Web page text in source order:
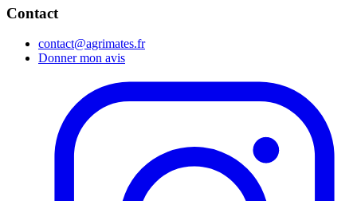
Contact
contact@agrimates.fr
Donner mon avis